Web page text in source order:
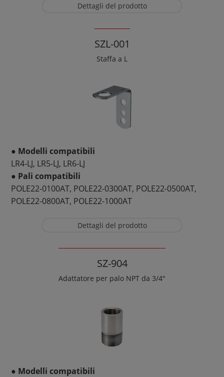
Dettagli del prodotto
SZL-001
Staffa a L
● Modelli compatibili
LR4-LJ, LR5-LJ, LR6-LJ
● Pali compatibili
POLE22-0100AT, POLE22-0300AT, POLE22-0500AT,
POLE22-0800AT, POLE22-1000AT
Dettagli del prodotto
SZ-904
Adattatore per palo NPT da 3/4"
● Modelli compatibili